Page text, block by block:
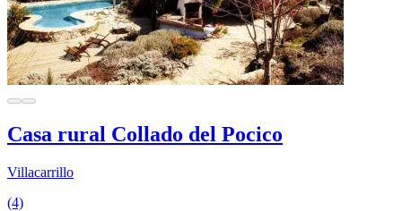
Casa rural Collado del Pocico
Villacarrillo
(4)